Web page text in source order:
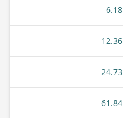
6.18
12.36
24.73
61.84